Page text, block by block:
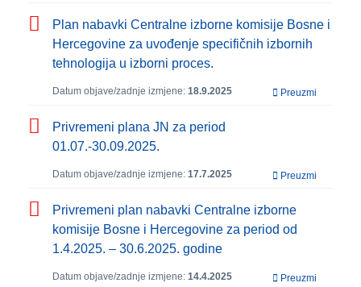
Plan nabavki Centralne izborne komisije Bosne i
Hercegovine za uvođenje specifičnih izbornih
tehnologija u izborni proces.
Datum objave/zadnje izmjene: 18.9.2025 Preuzmi
Privremeni plana JN za period
01.07.-30.09.2025.
Datum objave/zadnje izmjene: 17.7.2025 Preuzmi
Privremeni plan nabavki Centralne izborne
komisije Bosne i Hercegovine za period od
1.4.2025. – 30.6.2025. godine
Datum objave/zadnje izmjene: 14.4.2025 Preuzmi